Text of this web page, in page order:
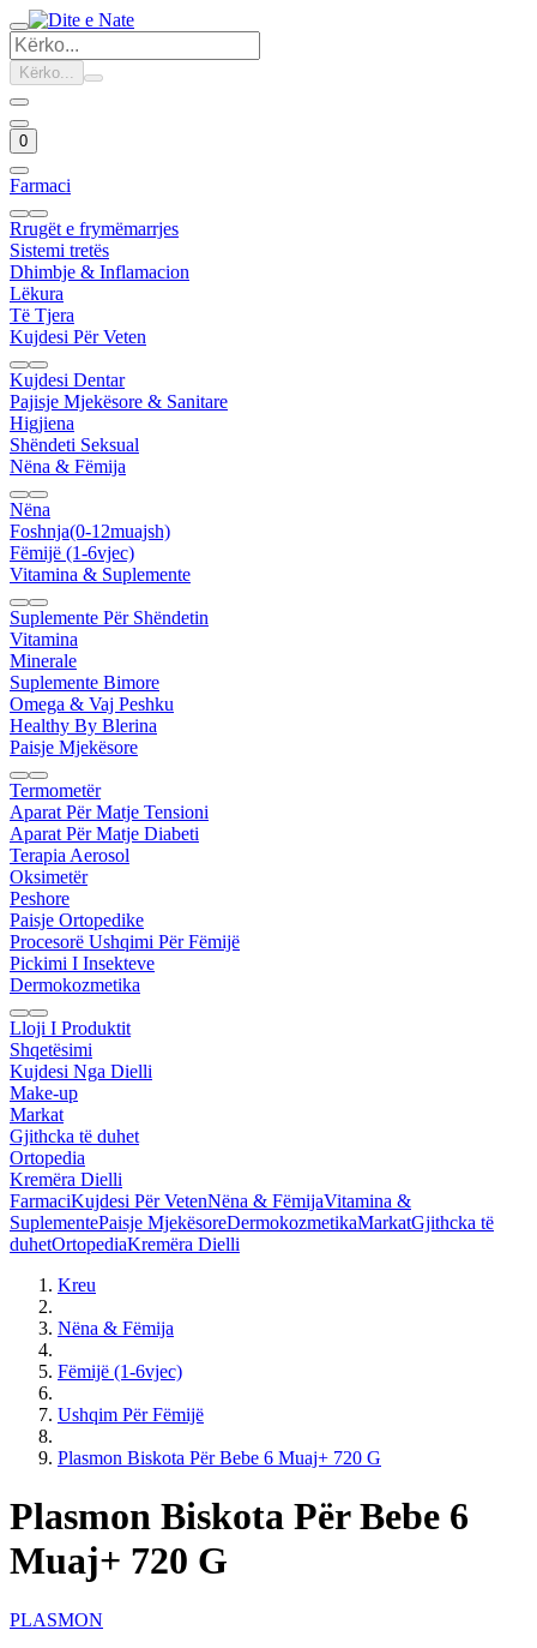
Kërko...
0
Farmaci
Rrugët e frymëmarrjes
Sistemi tretës
Dhimbje & Inflamacion
Lëkura
Të Tjera
Kujdesi Për Veten
Kujdesi Dentar
Pajisje Mjekësore & Sanitare
Higjiena
Shëndeti Seksual
Nëna & Fëmija
Nëna
Foshnja(0-12muajsh)
Fëmijë (1-6vjec)
Vitamina & Suplemente
Suplemente Për Shëndetin
Vitamina
Minerale
Suplemente Bimore
Omega & Vaj Peshku
Healthy By Blerina
Paisje Mjekësore
Termometër
Aparat Për Matje Tensioni
Aparat Për Matje Diabeti
Terapia Aerosol
Oksimetër
Peshore
Paisje Ortopedike
Procesorë Ushqimi Për Fëmijë
Pickimi I Insekteve
Dermokozmetika
Lloji I Produktit
Shqetësimi
Kujdesi Nga Dielli
Make-up
Markat
Gjithcka të duhet
Ortopedia
Kremëra Dielli
FarmaciKujdesi Për VetenNëna & FëmijaVitamina &
SuplementePaisje MjekësoreDermokozmetikaMarkatGjithcka të
duhetOrtopediaKremëra Dielli
Kreu
Nëna & Fëmija
Fëmijë (1-6vjec)
Ushqim Për Fëmijë
Plasmon Biskota Për Bebe 6 Muaj+ 720 G
Plasmon Biskota Për Bebe 6
Muaj+ 720 G
PLASMON